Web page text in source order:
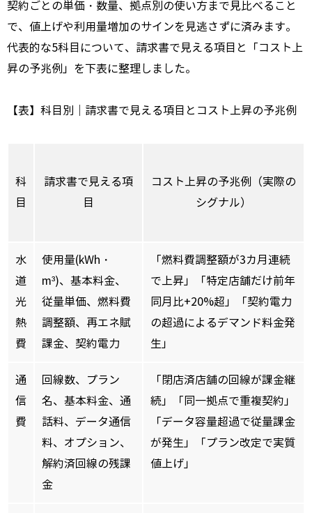
契約ごとの単価・数量、拠点別の使い方まで見比べること
で、値上げや利用量増加のサインを見逃さずに済みます。
代表的な5科目について、請求書で見える項目と「コスト上
昇の予兆例」を下表に整理しました。
【表】科目別｜請求書で見える項目とコスト上昇の予兆例
科
目
請求書で見える項
目
コスト上昇の予兆例（実際の
シグナル）
水
道
光
熱
費
使用量(kWh・
m³)、基本料金、
従量単価、燃料費
調整額、再エネ賦
課金、契約電力
「燃料費調整額が3カ月連続
で上昇」「特定店舗だけ前年
同月比+20%超」「契約電力
の超過によるデマンド料金発
生」
通
信
費
回線数、プラン
名、基本料金、通
話料、データ通信
料、オプション、
解約済回線の残課
金
「閉店済店舗の回線が課金継
続」「同一拠点で重複契約」
「データ容量超過で従量課金
が発生」「プラン改定で実質
値上げ」